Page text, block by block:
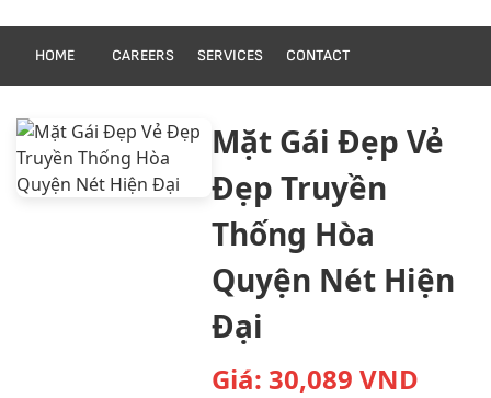
HOME CAREERS SERVICES CONTACT
Mặt Gái Đẹp Vẻ
Đẹp Truyền
Thống Hòa
Quyện Nét Hiện
Đại
Giá: 30,089 VND